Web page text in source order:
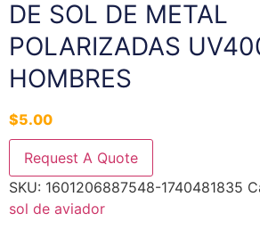
DE SOL DE METAL
POLARIZADAS
HOMBRES
$5.00
Request A Quote
SKU: 1601206887548-1740481835
sol de aviador